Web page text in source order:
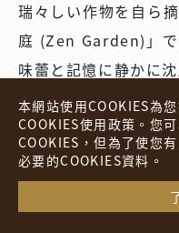
瑞々しい作物を自ら
庭 (Zen Garden)」
味蕾と記憶に静かに
本網站使用COOKIES為
COOKIES使用政策。您
COOKIES，但為了使您
必要的COOKIES資料。